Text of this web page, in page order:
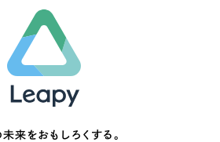
来をおもしろくする。